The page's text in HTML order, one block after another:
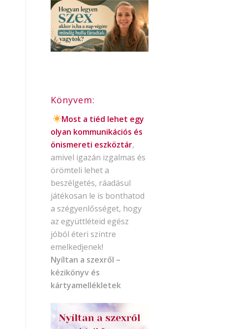
Könyvem:
Most a tiéd lehet egy
olyan kommunikációs és
önismereti eszköztár,
amivel igazán izgalmas és
örömteli lehet a
beszélgetés, ráadásul
játékosan le is bonthatod
a szégyenlősséget, hogy
az együttléteid egész
jóból éteri szintre
emelkedjenek!
Nyíltan a szexről –
kézikönyv és
kártyamellékletek